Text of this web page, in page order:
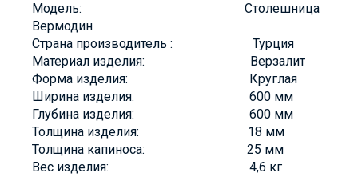
Модель: Столешница
Вермодин
Страна производитель : Турция
Материал изделия: Верзалит
Форма изделия: Круглая
Ширина изделия: 600 мм
Глубина изделия: 600 мм
Толщина изделия: 18 мм
Толщина капиноса: 25 мм
Вес изделия: 4,6 кг